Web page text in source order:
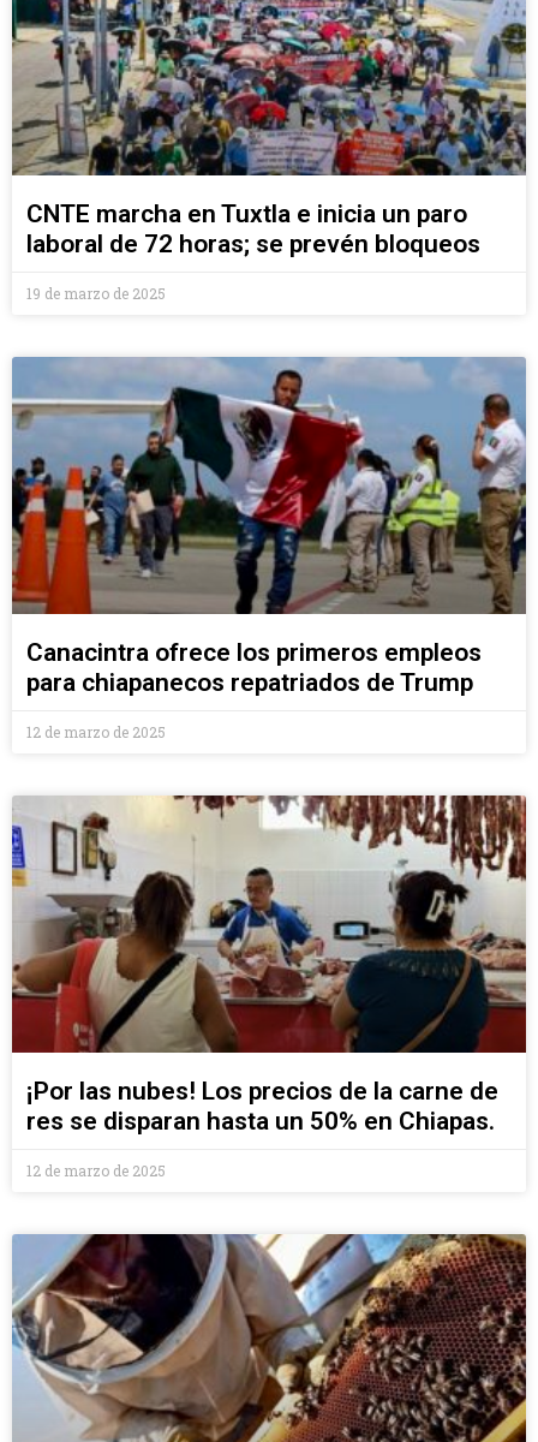
CNTE marcha en Tuxtla e inicia un paro
laboral de 72 horas; se prevén bloqueos
19 de marzo de 2025
Canacintra ofrece los primeros empleos
para chiapanecos repatriados de Trump
12 de marzo de 2025
¡Por las nubes! Los precios de la carne de
res se disparan hasta un 50% en Chiapas.
12 de marzo de 2025